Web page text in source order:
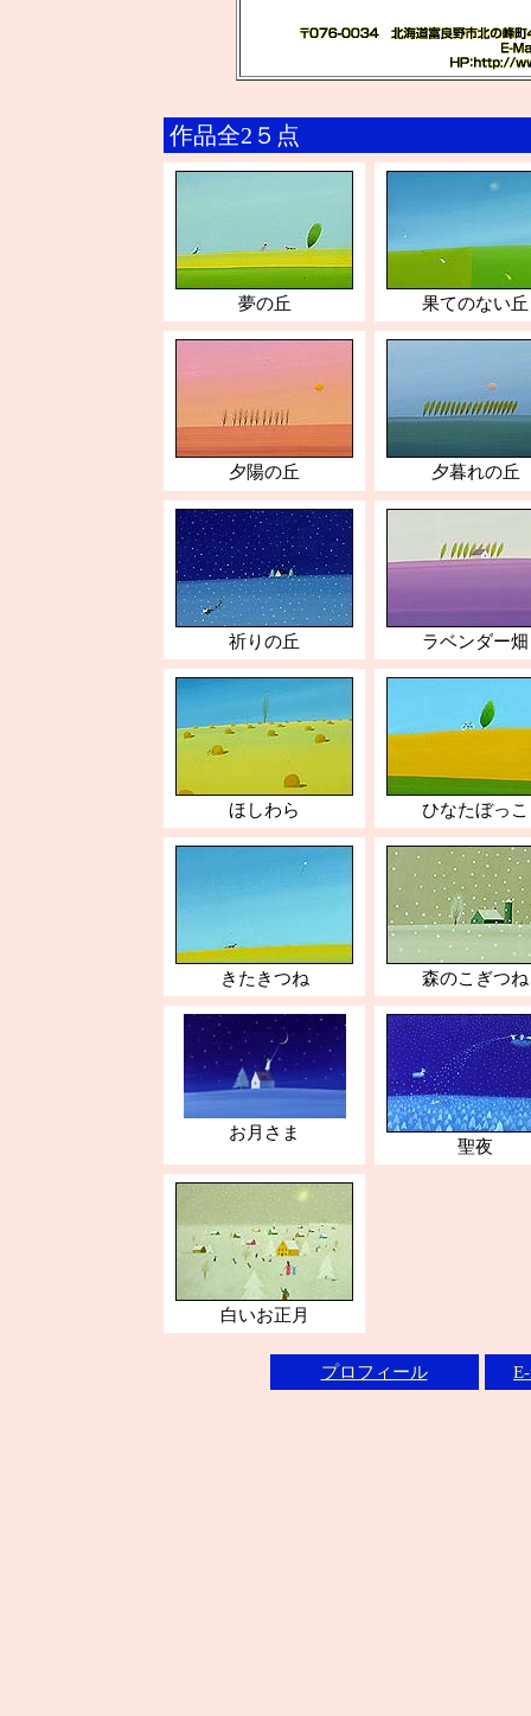
作品全2５点
夢の丘 果てのない丘
夕陽の丘 夕暮れの丘
祈りの丘 ラベンダー畑
ほしわら ひなたぼっこ
きたきつね 森のこぎつね
お月さま
聖夜
白いお正月
プロフィール